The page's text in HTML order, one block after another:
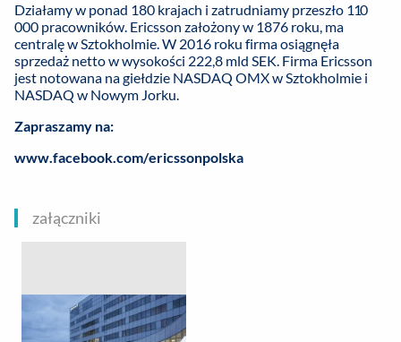
Działamy w ponad 180 krajach i zatrudniamy przeszło 110
000 pracowników. Ericsson założony w 1876 roku, ma
centralę w Sztokholmie. W 2016 roku firma osiągnęła
sprzedaż netto w wysokości 222,8 mld SEK. Firma Ericsson
jest notowana na giełdzie NASDAQ OMX w Sztokholmie i
NASDAQ w Nowym Jorku.
Zapraszamy na:
www.facebook.com/ericssonpolska
załączniki